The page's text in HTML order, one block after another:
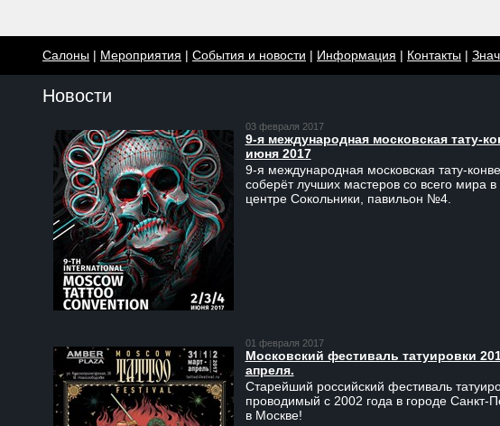
Салоны | Мероприятия | События и новости | Информация | Контакты |
Новости
03 февраля 2017
9-я международная московская тату-
июня 2017
9-я международная московская тату-
соберёт лучших мастеров со всего мира
центре Сокольники, павильон №4.
01 февраля 2017
Московский фестиваль татуировки
апреля.
Старейший российский фестиваль
проводимый с 2002 года в городе Санкт-
в Москве!